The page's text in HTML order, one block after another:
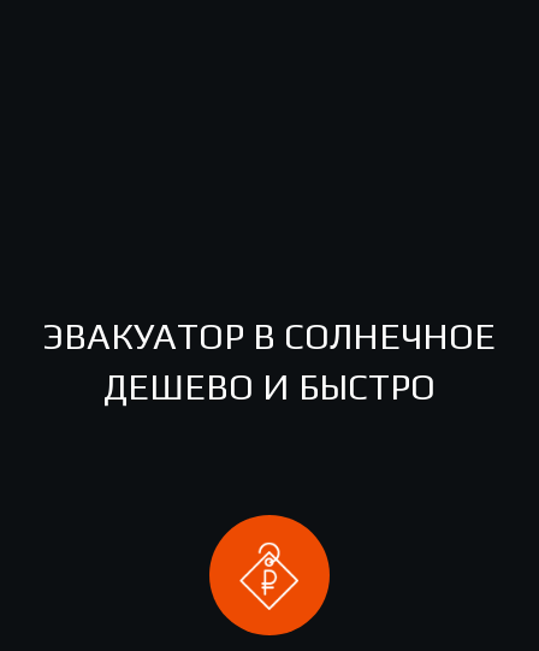
ЭВАКУАТОР В СОЛНЕЧНОЕ
ДЕШЕВО И БЫСТРО